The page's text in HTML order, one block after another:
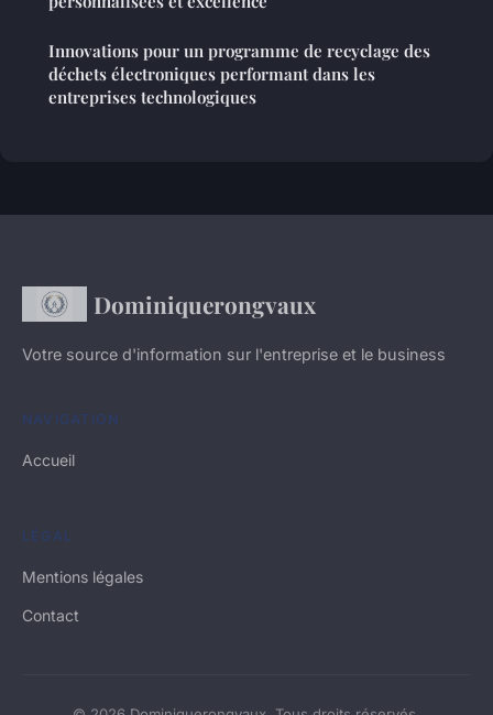
Innovations pour un programme de recyclage des
déchets électroniques performant dans les
entreprises technologiques
Dominiquerongvaux
Votre source d'information sur l'entreprise et le business
NAVIGATION
Accueil
LÉGAL
Mentions légales
Contact